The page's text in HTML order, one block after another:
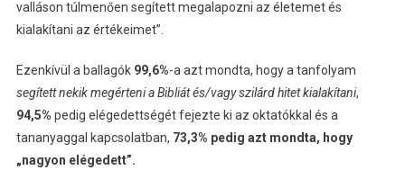
valláson túlmenően segített megalapozni az életemet és
kialakítani az értékeimet”.
Ezenkívül a ballagók 99,6%-a azt mondta, hogy a tanfolyam
segített nekik megérteni a Bibliát és/vagy szilárd hitet kialakítani,
94,5% pedig elégedettségét fejezte ki az oktatókkal és a
tananyaggal kapcsolatban, 73,3% pedig azt mondta, hogy
„nagyon elégedett”.